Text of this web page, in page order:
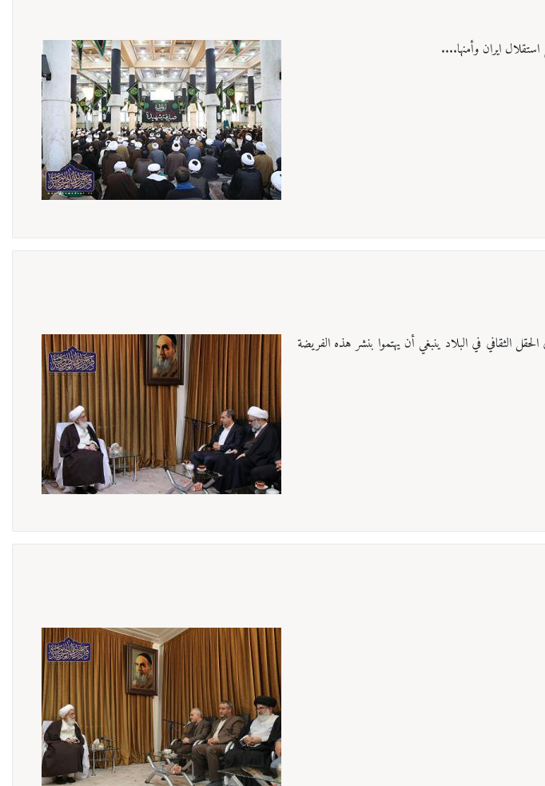
الثقافي في البلاد ينبغي أن يهتموا بنشر هذه الفريضة